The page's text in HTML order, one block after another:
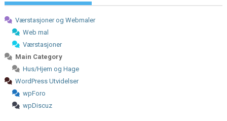
Værstasjoner og Webmaler
Web mal
Værstasjoner
Main Category
Hus/Hjem og Hage
WordPress Utvidelser
wpForo
wpDiscuz